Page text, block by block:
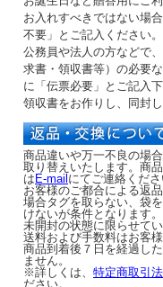
お入れすべきではない場
不要」とご記入ください。
公務員や法人の方などで
求書・領収書等）の必要
に「伝票必要」とご記入
領収書をお作りし、同封し
商品違いや万一不良の場
取り替えいたします。商
は E-mail にてご連絡くださ
お客様のご都合による返
場合タグを取らない、袋
けないが条件となります
未開封の状態に限らせて
送料および手数料はお客
商品到着後７日を経過し
ません。
※詳しくは、 特定商取引
ださい。